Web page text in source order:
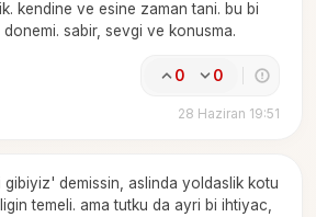
kendine ve esine zaman tani. bu bi
sabir, sevgi ve konusma.
0 0
28 Haziran 19:51
gibiyiz' demissin, aslinda yoldaslik kotu
temeli. ama tutku da ayri bi ihtiyac,